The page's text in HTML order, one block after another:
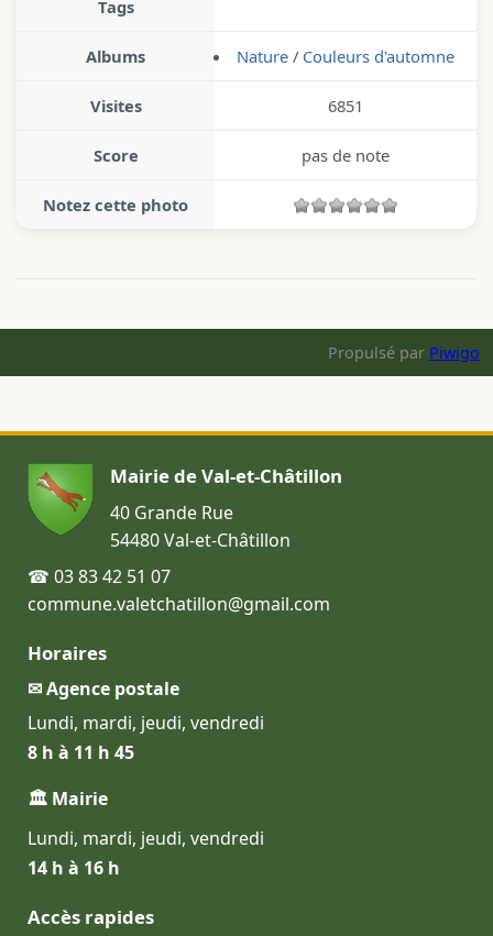
Tags
Albums Nature / Couleurs d'automne
Visites 6851
Score pas de note
Notez cette photo
Propulsé par Piwigo
Mairie de Val-et-Châtillon
40 Grande Rue
54480 Val-et-Châtillon
☎ 03 83 42 51 07
commune.valetchatillon@gmail.com
Horaires
✉ Agence postale
Lundi, mardi, jeudi, vendredi
8 h à 11 h 45
🏛 Mairie
Lundi, mardi, jeudi, vendredi
14 h à 16 h
Accès rapides